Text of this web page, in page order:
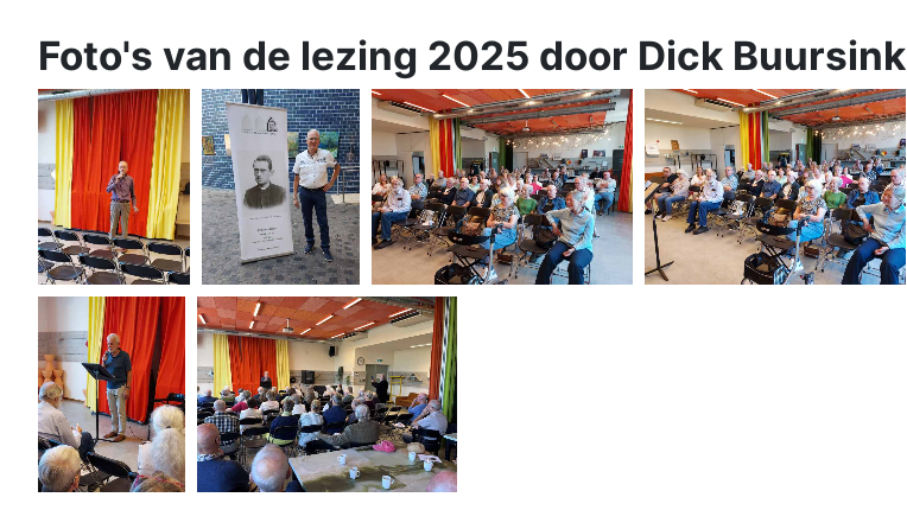
Foto's van de lezing 2025 door Dick Buursink